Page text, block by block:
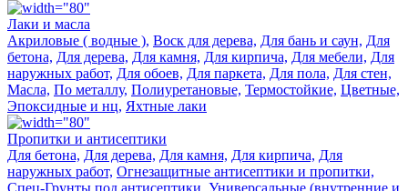
Лаки и масла
Акриловые ( водные ), Воск для дерева, Для бань и саун, Для
бетона, Для дерева, Для камня, Для кирпича, Для мебели, Для
наружных работ, Для обоев, Для паркета, Для пола, Для стен,
Масла, По металлу, Полиуретановые, Термостойкие, Цветные,
Эпоксидные и нц, Яхтные лаки
Пропитки и антисептики
Для бетона, Для дерева, Для камня, Для кирпича, Для
наружных работ, Огнезащитные антисептики и пропитки,
Спец-Грунты под антисептики, Универсальные (внутренние и